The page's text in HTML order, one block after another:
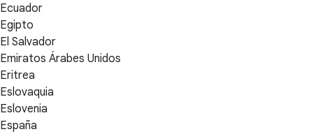
Ecuador
Egipto
El Salvador
Emiratos Árabes Unidos
Eritrea
Eslovaquia
Eslovenia
España